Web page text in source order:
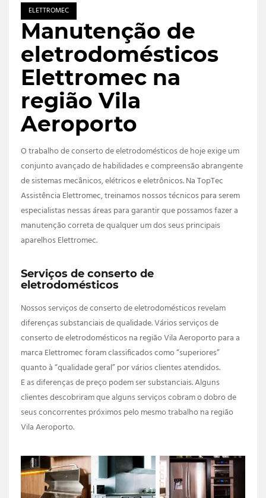
ELETTROMEC
Manutenção de
eletrodomésticos
Elettromec na
região Vila
Aeroporto
O trabalho de conserto de eletrodomésticos de hoje exige um
conjunto avançado de habilidades e compreensão abrangente
de sistemas mecânicos, elétricos e eletrônicos. Na TopTec
Assistência Elettromec, treinamos nossos técnicos para serem
especialistas nessas áreas para garantir que possamos fazer a
manutenção correta de qualquer um dos seus principais
aparelhos Elettromec.
Serviços de conserto de
eletrodomésticos
Nossos serviços de conserto de eletrodomésticos revelam
diferenças substanciais de qualidade. Vários serviços de
conserto de eletrodomésticos na região Vila Aeroporto para a
marca Elettromec foram classificados como “superiores”
quanto à “qualidade geral” por vários clientes atendidos.
E as diferenças de preço podem ser substanciais. Alguns
clientes descobriram que alguns serviços cobram o dobro de
seus concorrentes próximos pelo mesmo trabalho na região
Vila Aeroporto.